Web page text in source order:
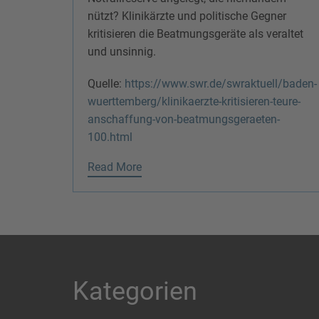
nützt? Klinikärzte und politische Gegner
kritisieren die Beatmungsgeräte als veraltet
und unsinnig.
Quelle: https://www.swr.de/swraktuell/baden-
wuerttemberg/klinikaerzte-kritisieren-teure-
anschaffung-von-beatmungsgeraeten-
100.html
Read More
Kategorien